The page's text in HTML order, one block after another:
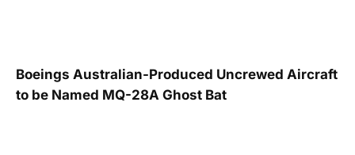
Boeings Australian-Produced Uncrewed Aircraft
to be Named MQ-28A Ghost Bat